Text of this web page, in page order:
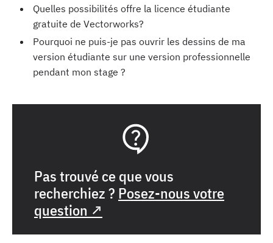
Quelles possibilités offre la licence étudiante
gratuite de Vectorworks?
Pourquoi ne puis-je pas ouvrir les dessins de ma
version étudiante sur une version professionnelle
pendant mon stage ?
Pas trouvé ce que vous
recherchiez ? Posez-nous votre
question ↗